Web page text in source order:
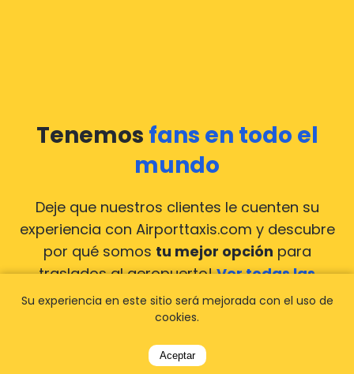
Tenemos fans en todo el
mundo
Deje que nuestros clientes le cuenten su
experiencia con Airporttaxis.com y descubre
por qué somos tu mejor opción para
traslados al aeropuerto!Ver todas las
reseñas
Su experiencia en este sitio será mejorada con el uso de
cookies.
Aceptar